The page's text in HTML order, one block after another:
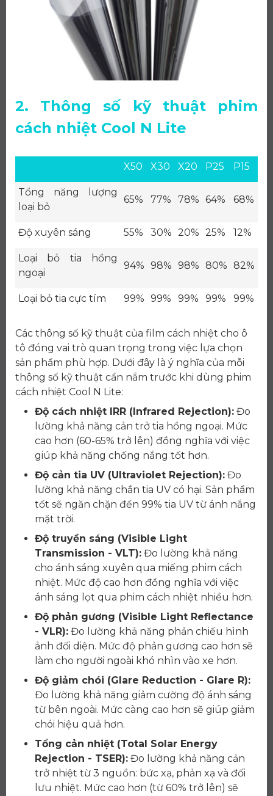
2. Thông số kỹ thuật phim
cách nhiệt Cool N Lite
X50 X30 X20 P25 P15
Tổng năng lượng
loại bỏ
65% 77% 78% 64% 68%
Độ xuyên sáng 55% 30% 20% 25% 12%
Loại bỏ tia hồng
ngoại
94% 98% 98% 80% 82%
Loại bỏ tia cực tím 99% 99% 99% 99% 99%
Các thông số kỹ thuật của film cách nhiệt cho ô
tô đóng vai trò quan trọng trong việc lựa chọn
sản phẩm phù hợp. Dưới đây là ý nghĩa của mỗi
thông số kỹ thuật cần nắm trước khi dùng phim
cách nhiệt Cool N Lite:
Độ cách nhiệt IRR (Infrared Rejection): Đo
lường khả năng cản trở tia hồng ngoại. Mức
cao hơn (60-65% trở lên) đồng nghĩa với việc
giúp khả năng chống nắng tốt hơn.
Độ cản tia UV (Ultraviolet Rejection): Đo
lường khả năng chắn tia UV có hại. Sản phẩm
tốt sẽ ngăn chặn đến 99% tia UV từ ánh nắng
mặt trời.
Độ truyền sáng (Visible Light
Transmission - VLT): Đo lường khả năng
cho ánh sáng xuyên qua miếng phim cách
nhiệt. Mức độ cao hơn đồng nghĩa với việc
ánh sáng lọt qua phim cách nhiệt nhiều hơn.
Độ phản gương (Visible Light Reflectance
- VLR): Đo lường khả năng phản chiếu hình
ảnh đối diện. Mức độ phản gương cao hơn sẽ
làm cho người ngoài khó nhìn vào xe hơn.
Độ giảm chói (Glare Reduction - Glare R):
Đo lường khả năng giảm cường độ ánh sáng
từ bên ngoài. Mức càng cao hơn sẽ giúp giảm
chói hiệu quả hơn.
Tổng cản nhiệt (Total Solar Energy
Rejection - TSER): Đo lường khả năng cản
trở nhiệt từ 3 nguồn: bức xạ, phản xạ và đối
lưu nhiệt. Mức cao hơn (từ 60% trở lên) sẽ